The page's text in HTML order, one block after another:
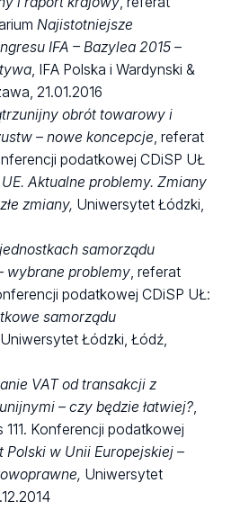
Najistotniejsze
IFA – Bazylea 2015 –
, IFA Polska i Wardynski &
21.01.2016
obrót towarowy i
– nowe koncepcje, referat
podatkowej CDiSP UŁ
Aktualne problemy. Zmiany
zmiany, Uniwersytet Łódzki,
samorządu
wybrane problemy, referat
podatkowej CDiSP UŁ:
samorządu
Łódzki, Łódź,
VAT od transakcji z
– czy będzie łatwiej?,
Konferencji podatkowej
Polski w Unii Europejskiej –
Uniwersytet